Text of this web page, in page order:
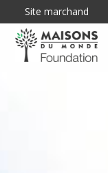
Site marchand